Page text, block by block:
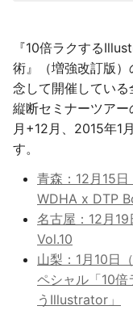
『10倍ラクする
術』（増強改訂版）
念して開催している
縦断セミナーツアー
月+12月、2015年1
す。
青森：12月15日
WDHA x DTP
名古屋：12月
Vol.10
山梨：1月10日
ペシャル「10
うIllustrator」